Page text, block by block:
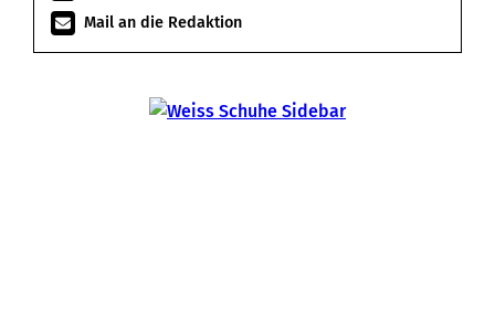
Mail an die Redaktion